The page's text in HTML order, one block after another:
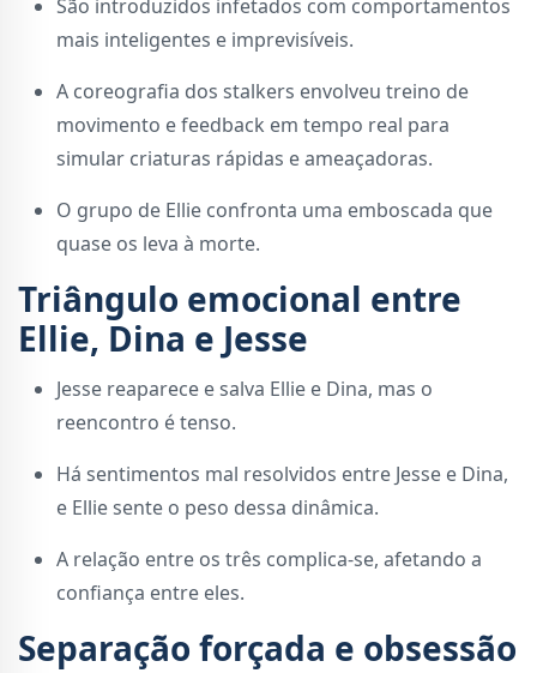
São introduzidos infetados com comportamentos
mais inteligentes e imprevisíveis.
A coreografia dos stalkers envolveu treino de
movimento e feedback em tempo real para
simular criaturas rápidas e ameaçadoras.
O grupo de Ellie confronta uma emboscada que
quase os leva à morte.
Triângulo emocional entre
Ellie, Dina e Jesse
Jesse reaparece e salva Ellie e Dina, mas o
reencontro é tenso.
Há sentimentos mal resolvidos entre Jesse e Dina,
e Ellie sente o peso dessa dinâmica.
A relação entre os três complica-se, afetando a
confiança entre eles.
Separação forçada e obsessão